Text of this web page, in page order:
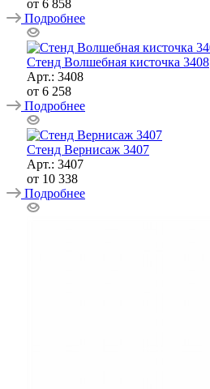
от 6 858
Подробнее
Стенд Волшебная кисточка 3408
Арт.: 3408
от 6 258
Подробнее
Стенд Вернисаж 3407
Арт.: 3407
от 10 338
Подробнее